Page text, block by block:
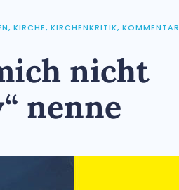
, KIRCHE, KIRCHENKRITIK, KOMMENTAR
nicht
nenne